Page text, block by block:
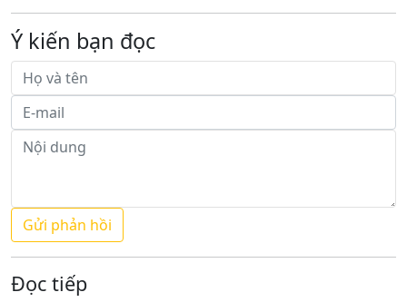
Ý kiến bạn đọc
Đọc tiếp